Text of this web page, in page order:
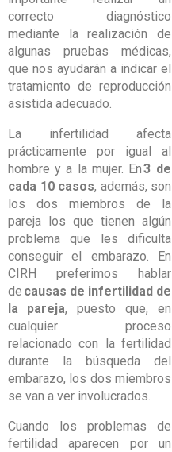
correcto diagnóstico
mediante la realización de
algunas pruebas médicas,
que nos ayudarán a indicar el
tratamiento de reproducción
asistida adecuado.
La infertilidad afecta
prácticamente por igual al
hombre y a la mujer. En3 de
cada 10 casos, además, son
los dos miembros de la
pareja los que tienen algún
problema que les dificulta
conseguir el embarazo. En
CIRH preferimos hablar
de causas de infertilidad de
la pareja, puesto que, en
cualquier proceso
relacionado con la fertilidad
durante la búsqueda del
embarazo, los dos miembros
se van a ver involucrados.
Cuando los problemas de
fertilidad aparecen por un